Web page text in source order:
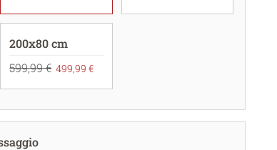
200x80 cm
599,99 € 499,99 €